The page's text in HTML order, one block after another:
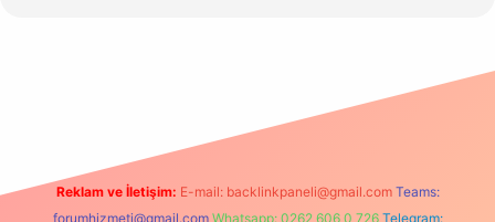
Reklam ve İletişim: E-mail: backlinkpaneli@gmail.com Teams:
forumhizmeti@gmail.com Whatsapp: 0262 606 0 726 Telegram: